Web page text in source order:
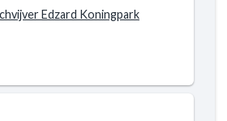
Edzard Koningpark